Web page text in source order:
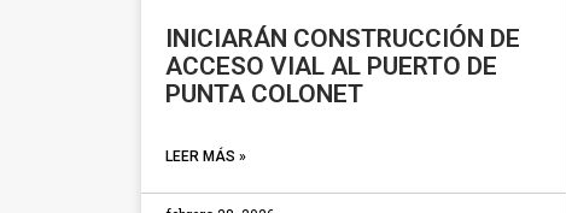
INICIARÁN CONSTRUCCIÓN DE
ACCESO VIAL AL PUERTO DE
PUNTA COLONET
LEER MÁS »